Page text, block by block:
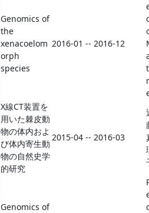
Genomics of
the
xenacoelom
orph
species
2016-01 -- 2016-12
X線CT装置を
用いた棘皮動
物の体内およ
び体内寄生動
物の自然史学
的研究
2015-04 -- 2016-03
Genomics of